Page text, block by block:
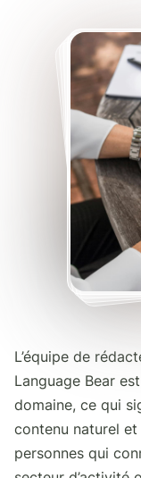
L’équipe de
Language Bear
domaine, ce qui
contenu naturel
personnes qui